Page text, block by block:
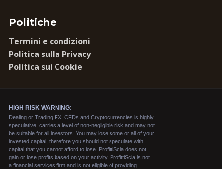
Politiche
Termini e condizioni
Politica sulla Privacy
Politica sui Cookie